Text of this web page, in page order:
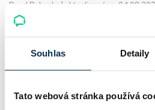
Souhlas Detaily
Tato webová stránka používá
Pavel Pohanka | aktualizováno:
4 minuty k přečtení